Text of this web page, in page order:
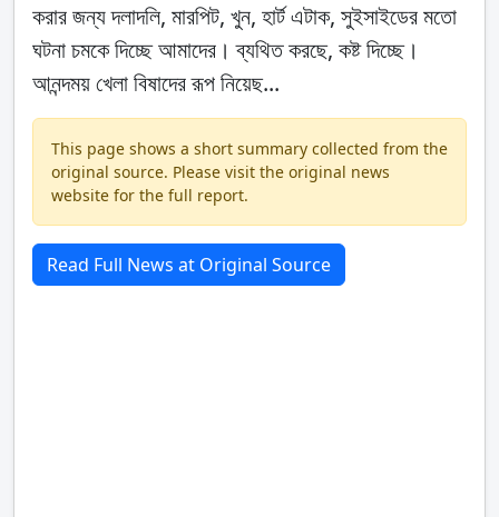
করার জন্য দলাদলি, মারপিট, খুন, হার্ট এটাক, সুইসাইডের মতো
ঘটনা চমকে দিচ্ছে আমাদের। ব্যথিত করছে, কষ্ট দিচ্ছে।
আনন্দময় খেলা বিষাদের রূপ নিয়েছ...
This page shows a short summary collected from the
original source. Please visit the original news
website for the full report.
Read Full News at Original Source